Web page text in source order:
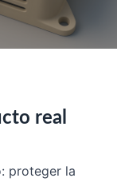
real
proteger la